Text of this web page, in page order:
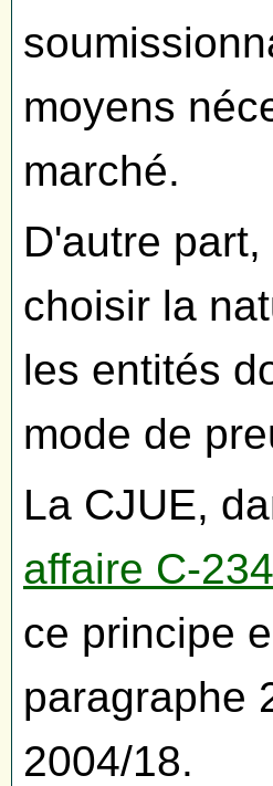
moyens
marché.
D'autre
choisir la
les entités
mode de
La CJUE,
affaire C-
ce principe
paragraphe
2004/18.